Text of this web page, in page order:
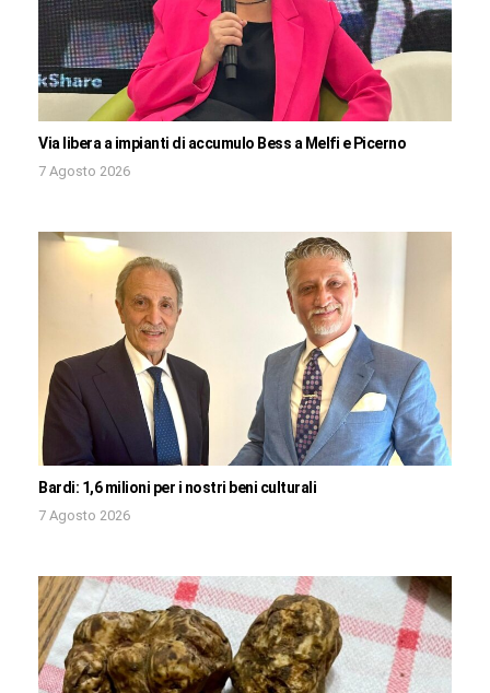
Via libera a impianti di accumulo Bess a Melfi e Picerno
7 Agosto 2026
Bardi: 1,6 milioni per i nostri beni culturali
7 Agosto 2026